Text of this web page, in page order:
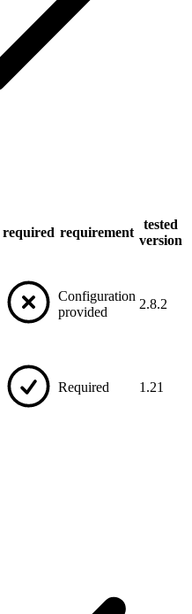
required requirement
tested
version
Configuration
provided
2.8.2
Required 1.21